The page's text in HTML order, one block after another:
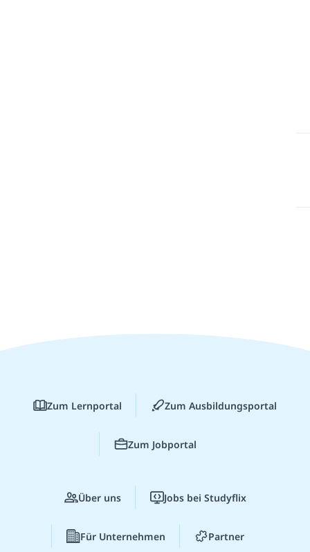
Zum Lernportal Zum Ausbildungsportal
Zum Jobportal
Über uns Jobs bei Studyflix
Für Unternehmen Partner